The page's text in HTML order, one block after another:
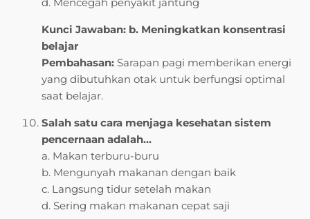
d. Mencegah penyakit jantung
Kunci Jawaban: b. Meningkatkan konsentrasi
belajar
Pembahasan: Sarapan pagi memberikan energi
yang dibutuhkan otak untuk berfungsi optimal
saat belajar.
Salah satu cara menjaga kesehatan sistem
pencernaan adalah…
a. Makan terburu-buru
b. Mengunyah makanan dengan baik
c. Langsung tidur setelah makan
d. Sering makan makanan cepat saji